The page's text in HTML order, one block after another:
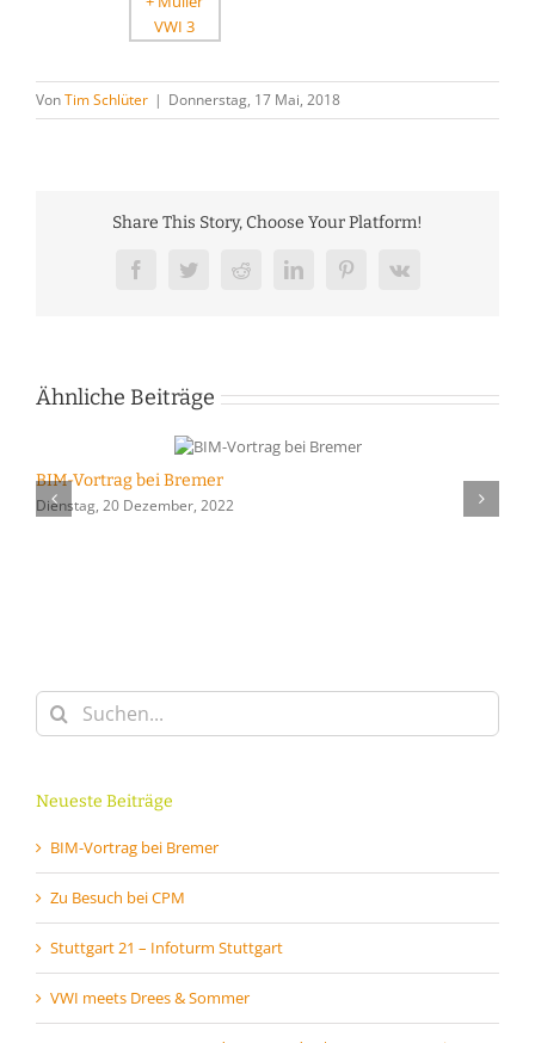
VonTim Schlüter | Donnerstag, 17 Mai, 2018
Share This Story, Choose Your Platform!
FacebookTwitterRedditLinkedInPinterest
Vk
Ähnliche Beiträge
BIM-Vortrag bei Bremer
Dienstag, 20 Dezember, 2022
Suche
nach:
Neueste Beiträge
BIM-Vortrag bei Bremer
Zu Besuch bei CPM
Stuttgart 21 – Infoturm Stuttgart
VWI meets Drees & Sommer